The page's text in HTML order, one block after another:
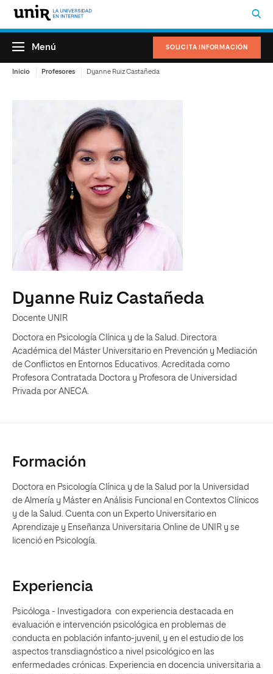
SOLICITA INFORMACIÓN
Menú
Inicio Profesores Dyanne Ruiz Castañeda
Dyanne Ruiz Castañeda
Docente UNIR
Doctora en Psicología Clínica y de la Salud. Directora
Académica del Máster Universitario en Prevención y Mediación
de Conflictos en Entornos Educativos. Acreditada como
Profesora Contratada Doctora y Profesora de Universidad
Privada por ANECA.
Formación
Doctora en Psicología Clínica y de la Salud por la Universidad
de Almería y Máster en Análisis Funcional en Contextos Clínicos
y de la Salud. Cuenta con un Experto Universitario en
Aprendizaje y Enseñanza Universitaria Online de UNIR y se
licenció en Psicología.
Experiencia
Psicóloga - Investigadora con experiencia destacada en
evaluación e intervención psicológica en problemas de
conducta en población infanto-juvenil, y en el estudio de los
aspectos transdiagnóstico a nivel psicológico en las
enfermedades crónicas. Experiencia en docencia universitaria a